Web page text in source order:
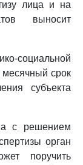
лица и на
выносит
социальной
срок
субъекта
с решением
орган
поручить